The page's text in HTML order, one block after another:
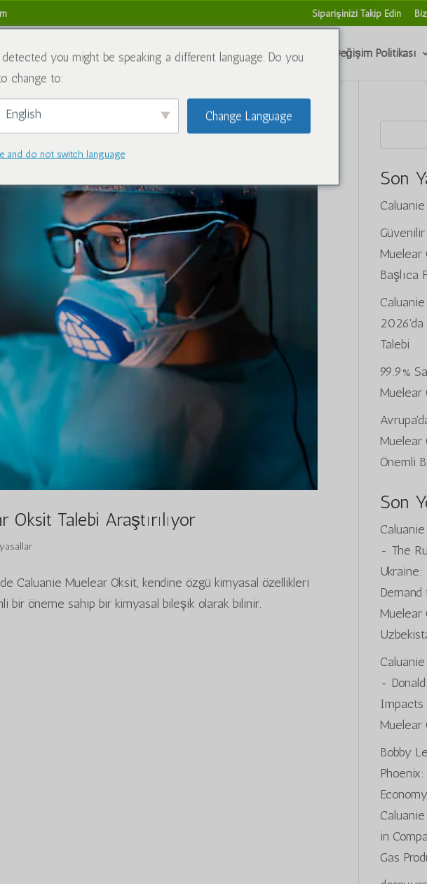
Siparişinizi Takip Edin
Hakkımızda Kimyasallar Blog Bize Ulaşın İade ve Değişim Politikası
Talebi Araştırılıyor
Caluanie Muelear Oksit, kendine özgü kimyasal özellikleri
öneme sahip bir kimyasal bileşik olarak bilinir.
Son
Muelear
Başlıca
2026'da
Talebi
99.9%
Muelear
Muelear
Önemli
Son
- The
Muelear
-
Impacts
Muelear
Bobby
Phoenix:
in
Gas
you might be speaking a different language. Do you
change to:
English Change Language
and do not switch language